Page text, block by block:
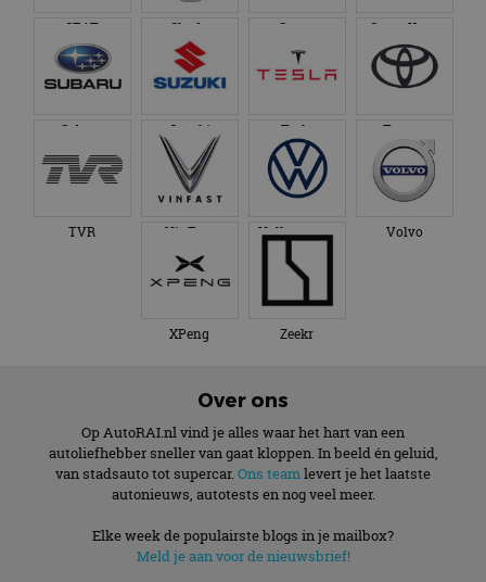
SEAT Skoda Smart SsangYong
Subaru Suzuki Tesla Toyota
TVR VinFast Volkswagen Volvo
XPeng Zeekr
Over ons
Op AutoRAI.nl vind je alles waar het hart van een
autoliefhebber sneller van gaat kloppen. In beeld én geluid,
van stadsauto tot supercar. Ons teamlevert je het laatste
autonieuws, autotests en nog veel meer.
Elke week de populairste blogs in je mailbox?
Meld je aan voor de nieuwsbrief!
van de site.
_ga_SC6JKZPPKY
1 jaar 1
maand
Deze cookie wordt
gebruikt door
Google Analytics
en over eventuele
advertenties die de
eindgebruiker heeft
gezien voordat hij de
genoemde website